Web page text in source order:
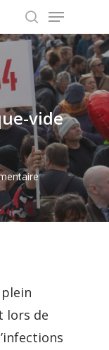
search
Menu
vide
lors de
Close
Menu